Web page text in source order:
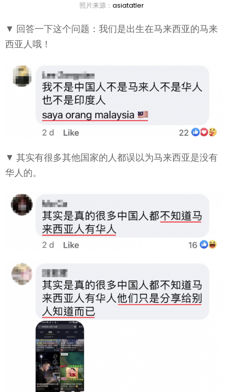
照片来源： asiatatler
▼ 回答一下这个问题：我们是出生在马来西亚的马来
西亚人哦！
▼ 其实有很多其他国家的人都误以为马来西亚是没有
华人的。